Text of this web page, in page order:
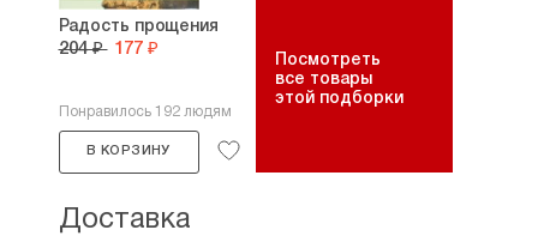
Радость прощения
204 ₽ 177 ₽
Понравилось 192 людям
В КОРЗИНУ
Посмотреть
все товары
этой подборки
Доставка